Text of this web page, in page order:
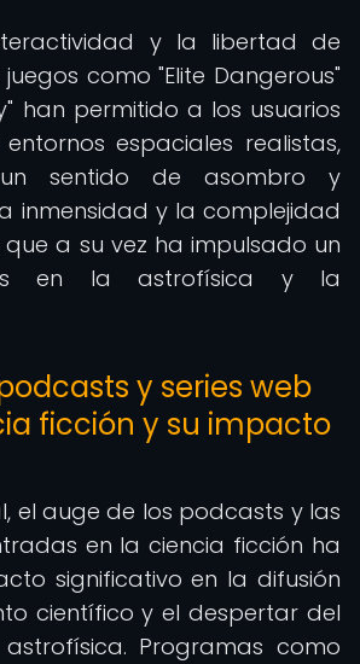
y la libertad de
como "Elite Dangerous"
han permitido a los usuarios
espaciales realistas,
sentido de asombro y
inmensidad y la complejidad
que a su vez ha impulsado un
en la astrofísica y la
y series web
ficción y su impacto
el auge de los podcasts y las
en la ciencia ficción ha
significativo en la difusión
científico y el despertar del
Programas como